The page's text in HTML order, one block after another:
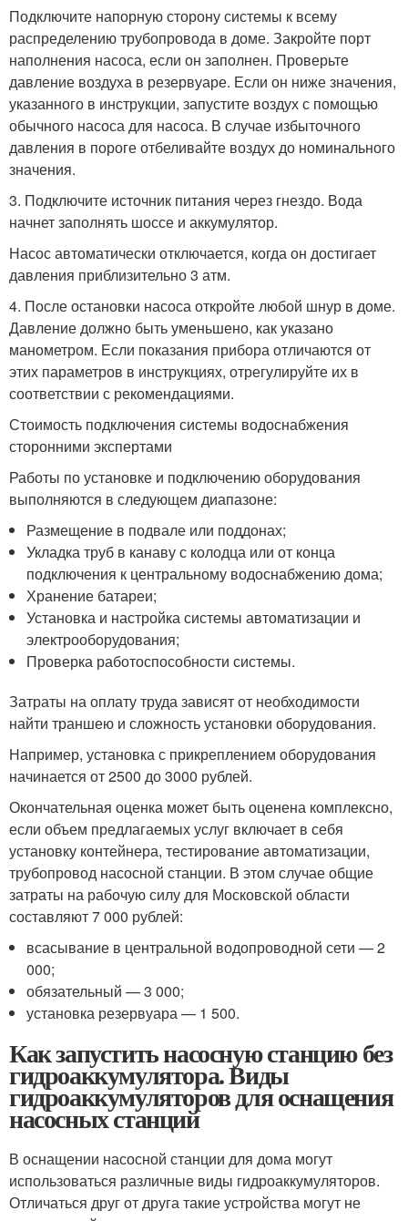
Подключите напорную сторону системы к всему
распределению трубопровода в доме. Закройте порт
наполнения насоса, если он заполнен. Проверьте
давление воздуха в резервуаре. Если он ниже значения,
указанного в инструкции, запустите воздух с помощью
обычного насоса для насоса. В случае избыточного
давления в пороге отбеливайте воздух до номинального
значения.
3. Подключите источник питания через гнездо. Вода
начнет заполнять шоссе и аккумулятор.
Насос автоматически отключается, когда он достигает
давления приблизительно 3 атм.
4. После остановки насоса откройте любой шнур в доме.
Давление должно быть уменьшено, как указано
манометром. Если показания прибора отличаются от
этих параметров в инструкциях, отрегулируйте их в
соответствии с рекомендациями.
Стоимость подключения системы водоснабжения
сторонними экспертами
Работы по установке и подключению оборудования
выполняются в следующем диапазоне:
Размещение в подвале или поддонах;
Укладка труб в канаву с колодца или от конца
подключения к центральному водоснабжению дома;
Хранение батареи;
Установка и настройка системы автоматизации и
электрооборудования;
Проверка работоспособности системы.
Затраты на оплату труда зависят от необходимости
найти траншею и сложность установки оборудования.
Например, установка с прикреплением оборудования
начинается от 2500 до 3000 рублей.
Окончательная оценка может быть оценена комплексно,
если объем предлагаемых услуг включает в себя
установку контейнера, тестирование автоматизации,
трубопровод насосной станции. В этом случае общие
затраты на рабочую силу для Московской области
составляют 7 000 рублей:
всасывание в центральной водопроводной сети — 2
000;
обязательный — 3 000;
установка резервуара — 1 500.
Как запустить насосную станцию без
гидроаккумулятора. Виды
гидроаккумуляторов для оснащения
насосных станций
В оснащении насосной станции для дома могут
использоваться различные виды гидроаккумуляторов.
Отличаться друг от друга такие устройства могут не